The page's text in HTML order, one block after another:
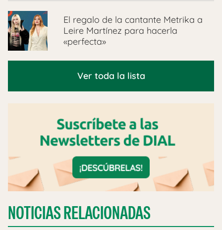
El regalo de la cantante Metrika a
Leire Martínez para hacerla
«perfecta»
Ver toda la lista
NOTICIAS RELACIONADAS